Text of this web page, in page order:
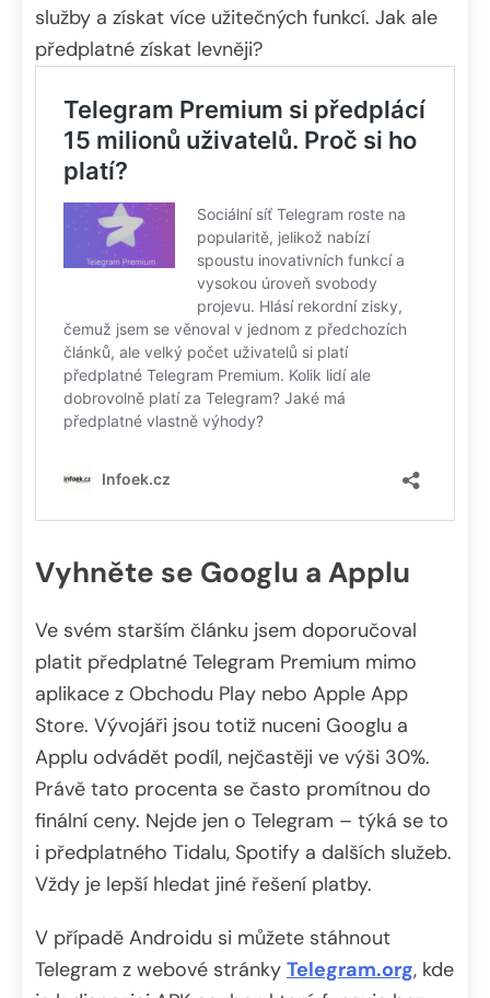
služby a získat více užitečných funkcí. Jak ale
předplatné získat levněji?
Vyhněte se Googlu a Applu
Ve svém starším článku jsem doporučoval
platit předplatné Telegram Premium mimo
aplikace z Obchodu Play nebo Apple App
Store. Vývojáři jsou totiž nuceni Googlu a
Applu odvádět podíl, nejčastěji ve výši 30%.
Právě tato procenta se často promítnou do
finální ceny. Nejde jen o Telegram – týká se to
i předplatného Tidalu, Spotify a dalších služeb.
Vždy je lepší hledat jiné řešení platby.
V případě Androidu si můžete stáhnout
Telegram z webové stránky Telegram.org, kde